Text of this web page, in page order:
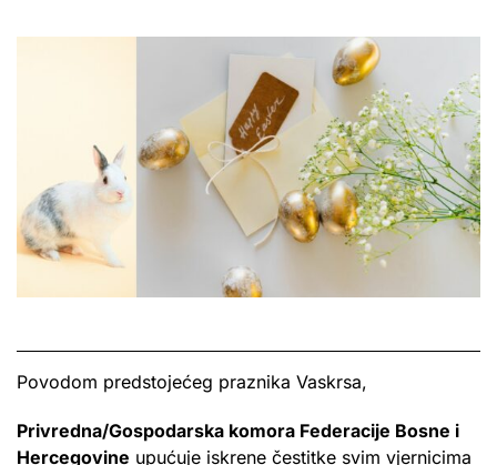
Povodom predstojećeg praznika Vaskrsa,
Privredna/Gospodarska komora Federacije Bosne i
Hercegovine upućuje iskrene čestitke svim vjernicima